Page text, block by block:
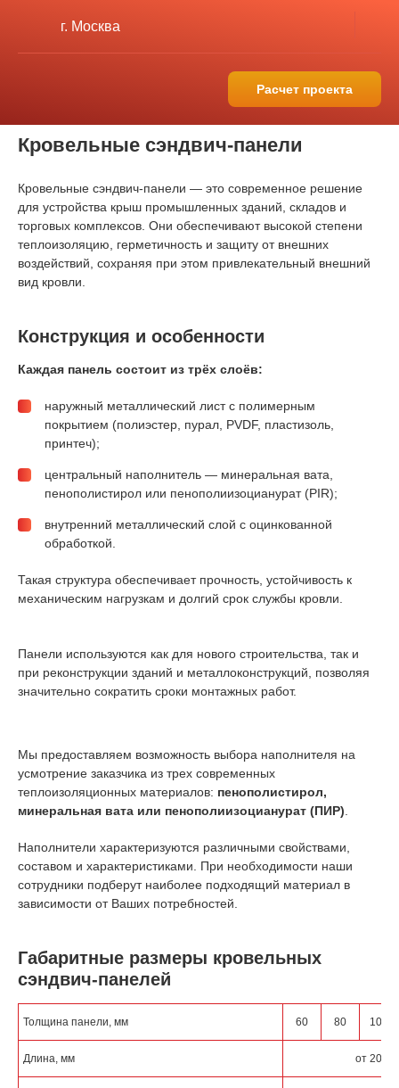
г. Москва
Расчет проекта
Кровельные сэндвич-панели
Кровельные сэндвич-панели — это современное решение
для устройства крыш промышленных зданий, складов и
торговых комплексов. Они обеспечивают высокой степени
теплоизоляцию, герметичность и защиту от внешних
воздействий, сохраняя при этом привлекательный внешний
вид кровли.
Конструкция и особенности
Каждая панель состоит из трёх слоёв:
наружный металлический лист с полимерным
покрытием (полиэстер, пурал, PVDF, пластизоль,
принтеч);
центральный наполнитель — минеральная вата,
пенополистирол или пенополиизоцианурат (PIR);
внутренний металлический слой с оцинкованной
обработкой.
Такая структура обеспечивает прочность, устойчивость к
механическим нагрузкам и долгий срок службы кровли.
Панели используются как для нового строительства, так и
при реконструкции зданий и металлоконструкций, позволяя
значительно сократить сроки монтажных работ.
Мы предоставляем возможность выбора наполнителя на
усмотрение заказчика из трех современных
теплоизоляционных материалов: пенополистирол,
минеральная вата или пенополиизоцианурат (ПИР)
Наполнители характеризуются различными свойствами,
составом и характеристиками. При необходимости наши
сотрудники подберут наиболее подходящий материал в
зависимости от Ваших потребностей.
Габаритные размеры кровельных
сэндвич-панелей
Толщина панели, мм 60 80 100
Длина, мм от 2000